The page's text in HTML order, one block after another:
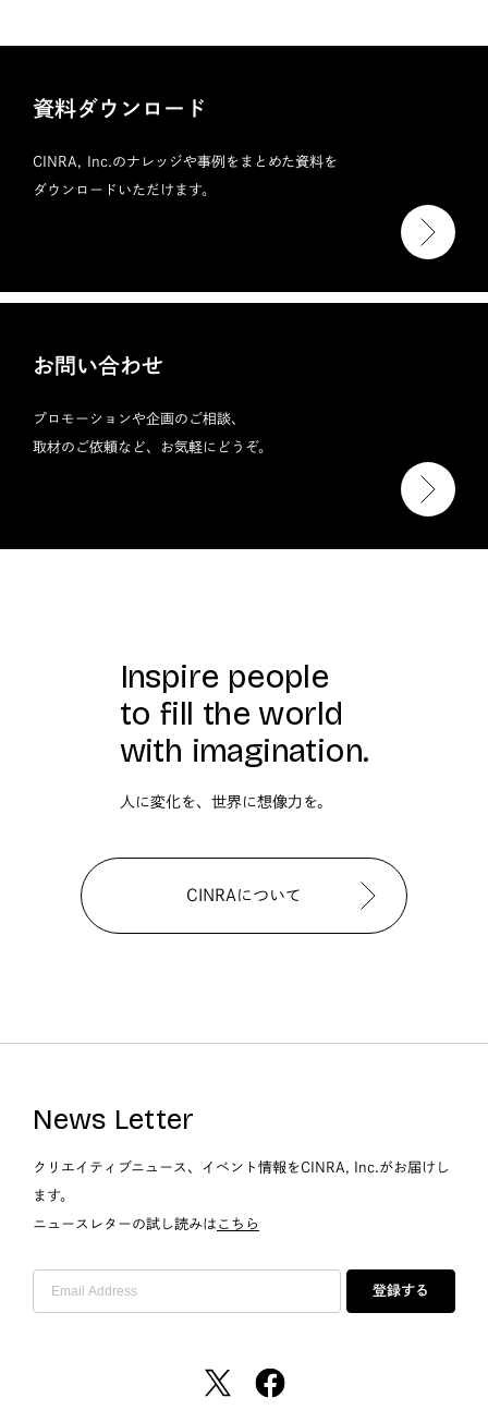
資料ダウンロード
CINRA, Inc.のナレッジや事例をまとめた資料を
ダウンロードいただけます。
お問い合わせ
プロモーションや企画のご相談、
取材のご依頼など、お気軽にどうぞ。
Inspire people
to fill the world
with imagination.
人に変化を、世界に想像力を。
CINRAについて
News Letter
クリエイティブニュース、イベント情報をCINRA, Inc.がお届けし
ます。
ニュースレターの試し読みは こちら
登録する